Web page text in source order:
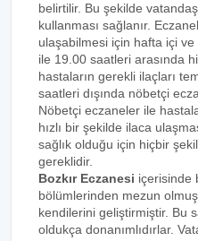
belirtilir. Bu şekilde
kullanması sağlanır.
ulaşabilmesi için hafta içi
ile 19.00 saatleri arasında
hastaların gerekli ilaçları
saatleri dışında nöbetçi
Nöbetçi eczaneler ile
hızlı bir şekilde ilaca
sağlık olduğu için hiçbir
gereklidir.
Bozkır Eczanesi içerisinde
bölümlerinden mezun
kendilerini geliştirmiştir. Bu
oldukça donanımlıdırlar.